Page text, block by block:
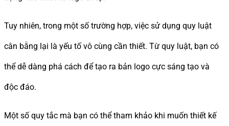
Tuy nhiên, trong một số trường hợp, việc sử dụng quy luật
cân bằng lại là yếu tố vô cùng cần thiết. Từ quy luật, bạn có
thể dễ dàng phá cách để tạo ra bản logo cực sáng tạo và
độc đáo.
Một số quy tắc mà bạn có thể tham khảo khi muốn thiết kế